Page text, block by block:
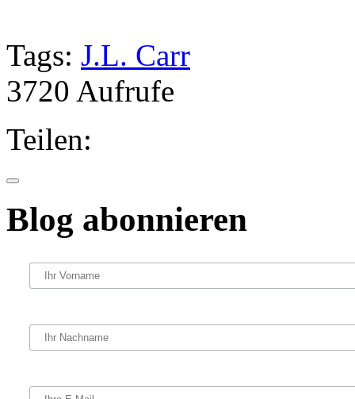
Tags: J.L. Carr
3720 Aufrufe
Teilen:
Blog abonnieren